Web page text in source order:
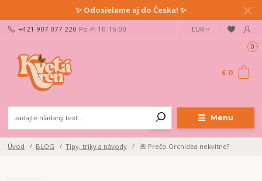
✨ Odosielame aj do Česka! ✨
Menu
EUR
+421 907 077 220 Po-Pi 10-16:00
0
€ 0
Úvod BLOG Tipy, triky a návody 🌺 Prečo Orchidea nekvitne?